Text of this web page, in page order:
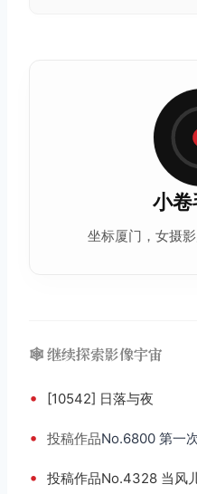
小
坐标厦门，女摄
🕸️ 继续探索影像宇宙
• [10542] 日落与夜
• 投稿作品No.6800 第一
• 投稿作品No.4328 当风